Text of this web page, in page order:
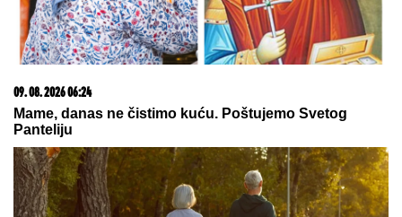
15. 07. 2026 07:44
Većina građana izgubi novac pre nego što stigne na
letovanje - ovih 7 troškova skoro niko ne planira